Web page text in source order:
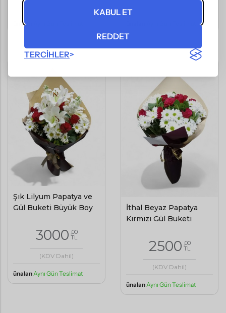
KABUL ET
REDDET
TERCIHLER
ünalan
Şık Lilyum Papatya ve
Gül Buketi Büyük Boy
3000 ,00
TL
(KDV Dahil)
ünalanAynı Gün Teslimat
İthal Beyaz Papatya
Kırmızı Gül Buketi
2500 ,00
TL
(KDV Dahil)
ünalan Aynı Gün Teslimat